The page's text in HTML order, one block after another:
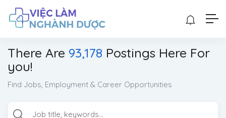
There Are 93,178 Postings Here For
you!
Find Jobs, Employment & Career Opportunities